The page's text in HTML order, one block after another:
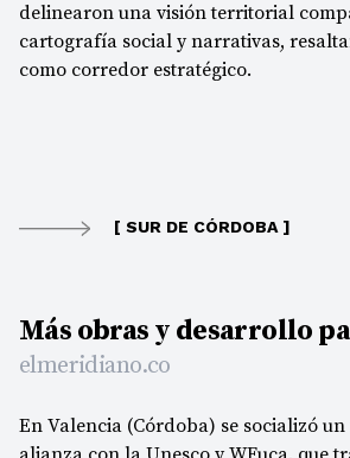
delinearon una visión territorial
cartografía social y narrativas,
como corredor estratégico.
[ SUR DE CÓRDOBA ]
Más obras y desarrollo
elmeridiano.co
En Valencia (Córdoba) se socializó